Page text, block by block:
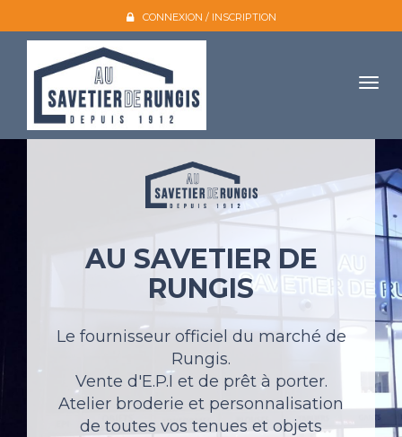
CONNEXION / INSCRIPTION
L'entreprise
Nos produits
Galerie photo
Atelier broderie
Catalogues
Mon compte
Devis et contact
AU SAVETIER DE
RUNGIS
Le fournisseur officiel du marché de
Rungis.
Vente d'E.P.I et de prêt à porter.
Atelier broderie et personnalisation
de toutes vos tenues et objets